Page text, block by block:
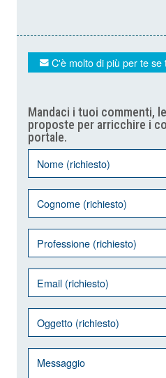
C'è molto di più per te se
Mandaci i tuoi commenti,
proposte per arricchire i
portale.